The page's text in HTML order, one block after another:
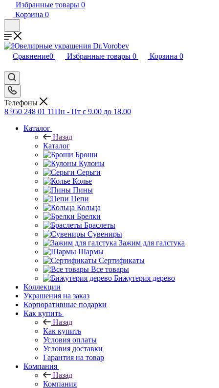
Избранные товары 0
Корзина 0
Сравнение0 Избранные товары 0 Корзина 0
Телефоны
8 950 248 01 11Пн - Пт с 9.00 до 18.00
Каталог
Назад
Каталог
Броши
Кулоны
Серьги
Колье
Пины
Цепи
Кольца
Брелки
Браслеты
Сувениры
Зажим для галстука
Шармы
Сертификаты
Все товары
Бижутерия дерево
Коллекции
Украшения на заказ
Корпоративные подарки
Как купить
Назад
Как купить
Условия оплаты
Условия доставки
Гарантия на товар
Компания
Назад
Компания